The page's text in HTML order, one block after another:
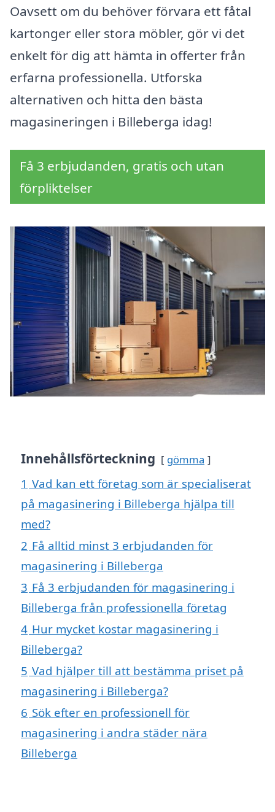
Oavsett om du behöver förvara ett fåtal
kartonger eller stora möbler, gör vi det
enkelt för dig att hämta in offerter från
erfarna professionella. Utforska
alternativen och hitta den bästa
magasineringen i Billeberga idag!
Få 3 erbjudanden, gratis och utan
förpliktelser
Innehållsförteckning gömma
1 Vad kan ett företag som är specialiserat
på magasinering i Billeberga hjälpa till
med?
2 Få alltid minst 3 erbjudanden för
magasinering i Billeberga
3 Få 3 erbjudanden för magasinering i
Billeberga från professionella företag
4 Hur mycket kostar magasinering i
Billeberga?
5 Vad hjälper till att bestämma priset på
magasinering i Billeberga?
6 Sök efter en professionell för
magasinering i andra städer nära
Billeberga